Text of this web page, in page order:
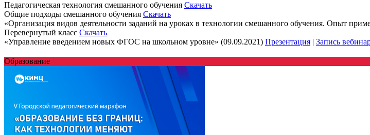
Педагогическая технология смешанного обучения Скачать
Общие подходы смешанного обучения Скачать
«Организация видов деятельности заданий на уроках в технологии смешанного обучения. Опыт
Перевернутый класс Скачать
«Управление введением новых ФГОС на школьном уровне» (09.09.2021) Презентация Запись
Образование